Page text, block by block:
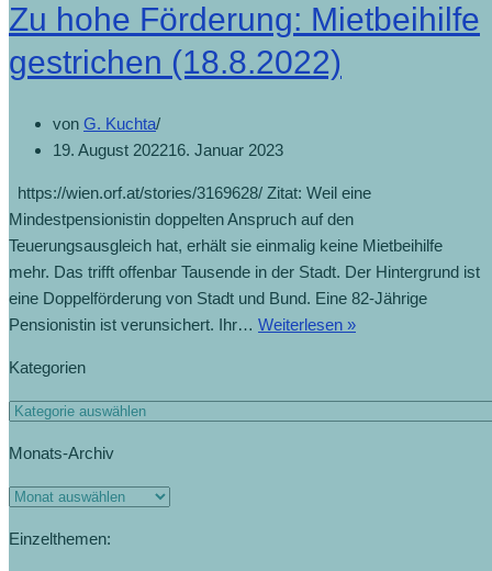
Zu hohe Förderung: Mietbeihilfe
gestrichen (18.8.2022)
von G. Kuchta
19. August 202216. Januar 2023
https://wien.orf.at/stories/3169628/ Zitat: Weil eine
Mindestpensionistin doppelten Anspruch auf den
Teuerungsausgleich hat, erhält sie einmalig keine Mietbeihilfe
mehr. Das trifft offenbar Tausende in der Stadt. Der Hintergrund ist
eine Doppelförderung von Stadt und Bund. Eine 82-Jährige
Pensionistin ist verunsichert. Ihr… Weiterlesen »
Kategorien
Monats-Archiv
Einzelthemen: